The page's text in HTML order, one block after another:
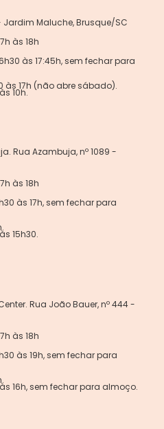
Jardim Maluche, Brusque/SC
às 18h
às 17:45h, sem fechar para
às 17h (não abre sábado).
10h.
Rua Azambuja, nº 1089 -
às 18h
às 17h, sem fechar para
15h30.
Rua João Bauer, nº 444 -
às 18h
às 19h, sem fechar para
16h, sem fechar para almoço.